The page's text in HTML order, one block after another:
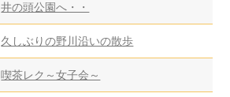
井の頭公園へ・・
久しぶりの野川沿いの散歩
喫茶レク～女子会～